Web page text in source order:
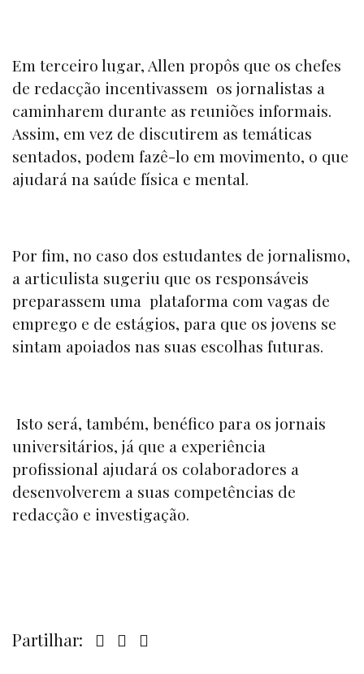
Em terceiro lugar, Allen propôs que os chefes
de redacção incentivassem os jornalistas a
caminharem durante as reuniões informais.
Assim, em vez de discutirem as temáticas
sentados, podem fazê-lo em movimento, o que
ajudará na saúde física e mental.
Por fim, no caso dos estudantes de jornalismo,
a articulista sugeriu que os responsáveis
preparassem uma plataforma com vagas de
emprego e de estágios, para que os jovens se
sintam apoiados nas suas escolhas futuras.
Isto será, também, benéfico para os jornais
universitários, já que a experiência
profissional ajudará os colaboradores a
desenvolverem a suas competências de
redacção e investigação.
Partilhar: